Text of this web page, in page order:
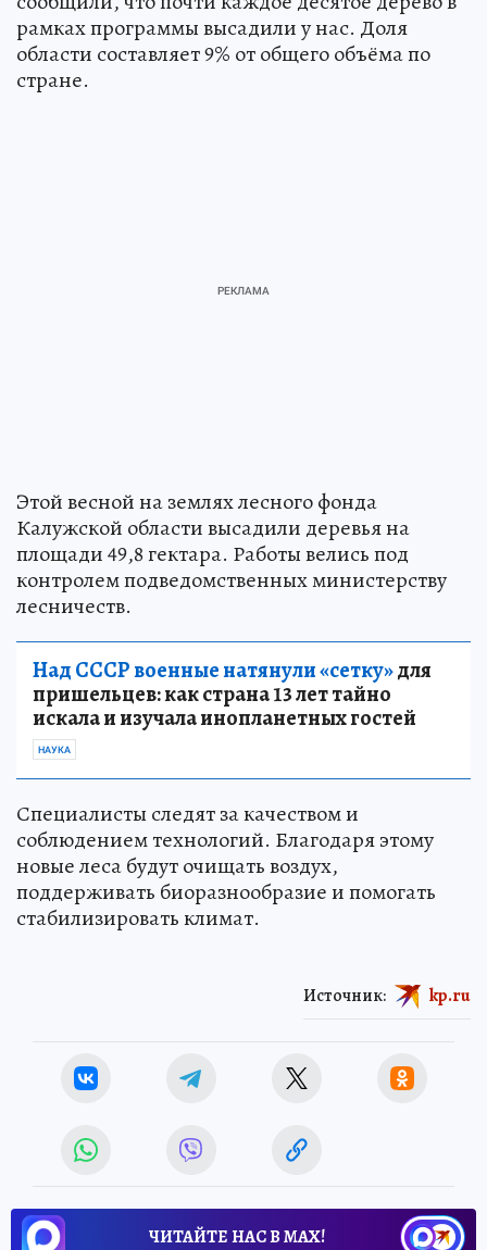
рамках программы высадили у нас. Доля
области составляет 9% от общего объёма по
стране.
Этой весной на землях лесного фонда
Калужской области высадили деревья на
площади 49,8 гектара. Работы велись под
контролем подведомственных министерству
лесничеств.
Над СССР военные натянули «сетку»для
пришельцев: как страна 13 лет тайно
искала и изучала инопланетных гостей
НАУКА
Специалисты следят за качеством и
соблюдением технологий. Благодаря этому
новые леса будут очищать воздух,
поддерживать биоразнообразие и помогать
стабилизировать климат.
Источник: kp.ru
ЧИТАЙТЕ НАС В МАХ!